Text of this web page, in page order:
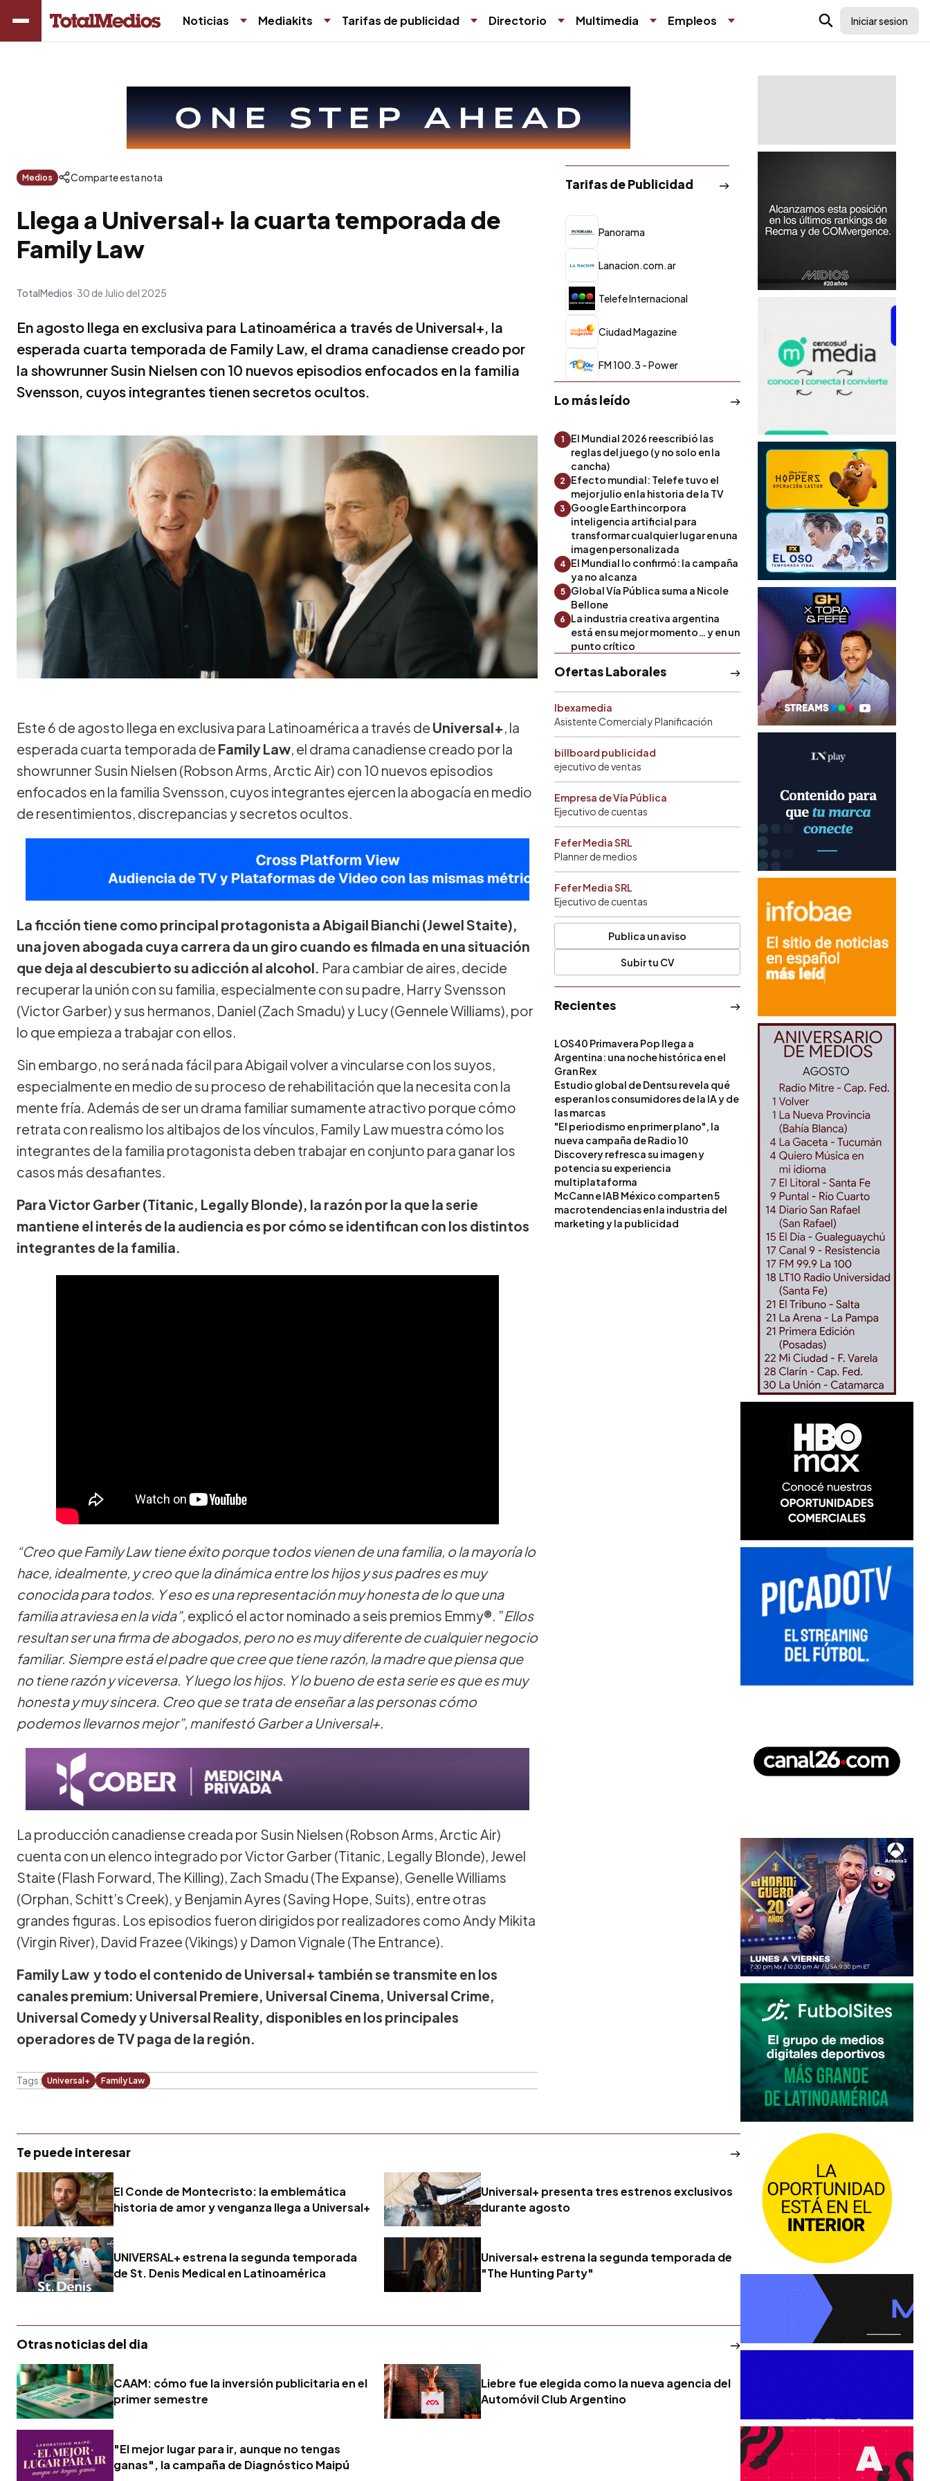
Noticias Mediakits Tarifas de publicidad Directorio Multimedia Empleos Iniciar sesion
Medios Comparte esta nota
Llega a Universal+ la cuarta temporada de
Family Law
TotalMedios 30 de Julio del 2025
En agosto llega en exclusiva para Latinoamérica a través de Universal+, la
esperada cuarta temporada de Family Law, el drama canadiense creado por
la showrunner Susin Nielsen con 10 nuevos episodios enfocados en la familia
Svensson, cuyos integrantes tienen secretos ocultos.
Este 6 de agosto llega en exclusiva para Latinoamérica a través de Universal+, la
esperada cuarta temporada de Family Law, el drama canadiense creado por la
showrunner Susin Nielsen (Robson Arms, Arctic Air) con 10 nuevos episodios
enfocados en la familia Svensson, cuyos integrantes ejercen la abogacía en medio
de resentimientos, discrepancias y secretos ocultos.
La ficción tiene como principal protagonista a Abigail Bianchi (Jewel Staite),
una joven abogada cuya carrera da un giro cuando es filmada en una situación
que deja al descubierto su adicción al alcohol. Para cambiar de aires, decide
recuperar la unión con su familia, especialmente con su padre, Harry Svensson
(Victor Garber) y sus hermanos, Daniel (Zach Smadu) y Lucy (Gennele Williams), por
lo que empieza a trabajar con ellos.
Sin embargo, no será nada fácil para Abigail volver a vincularse con los suyos,
especialmente en medio de su proceso de rehabilitación que la necesita con la
mente fría. Además de ser un drama familiar sumamente atractivo porque cómo
retrata con realismo los altibajos de los vínculos, Family Law muestra cómo los
integrantes de la familia protagonista deben trabajar en conjunto para ganar los
casos más desafiantes.
Para Victor Garber (Titanic, Legally Blonde), la razón por la que la serie
mantiene el interés de la audiencia es por cómo se identifican con los distintos
integrantes de la familia.
“Creo que Family Law tiene éxito porque todos vienen de una familia, o la mayoría lo
hace, idealmente, y creo que la dinámica entre los hijos y sus padres es muy
conocida para todos. Y eso es una representación muy honesta de lo que una
familia atraviesa en la vida”, explicó el actor nominado a seis premios Emmy®. ”Ellos
resultan ser una firma de abogados, pero no es muy diferente de cualquier negocio
familiar. Siempre está el padre que cree que tiene razón, la madre que piensa que
no tiene razón y viceversa. Y luego los hijos. Y lo bueno de esta serie es que es muy
honesta y muy sincera. Creo que se trata de enseñar a las personas cómo
podemos llevarnos mejor”, manifestó Garber a Universal+.
La producción canadiense creada por Susin Nielsen (Robson Arms, Arctic Air)
cuenta con un elenco integrado por Victor Garber (Titanic, Legally Blonde), Jewel
Staite (Flash Forward, The Killing), Zach Smadu (The Expanse), Genelle Williams
(Orphan, Schitt’s Creek), y Benjamin Ayres (Saving Hope, Suits), entre otras
grandes figuras. Los episodios fueron dirigidos por realizadores como Andy Mikita
(Virgin River), David Frazee (Vikings) y Damon Vignale (The Entrance).
Family Law y todo el contenido de Universal+ también se transmite en los
canales premium: Universal Premiere, Universal Cinema, Universal Crime,
Universal Comedy y Universal Reality, disponibles en los principales
operadores de TV paga de la región.
Tags: Universal+ Family Law
Tarifas de Publicidad
Panorama
Lanacion.com.ar
Telefe Internacional
Ciudad Magazine
FM 100.3 - Power
Lo más leído
1
El Mundial 2026 reescribió las
reglas del juego (y no solo en la
cancha)
2
Efecto mundial: Telefe tuvo el
mejor julio en la historia de la TV
3
Google Earth incorpora
inteligencia artificial para
transformar cualquier lugar en una
imagen personalizada
4 El Mundial lo confirmó: la campaña
ya no alcanza
5
Global Vía Pública suma a Nicole
Bellone
6
La industria creativa argentina
está en su mejor momento… y en un
punto crítico
Ofertas Laborales
Ibexamedia
Asistente Comercial y Planificación
billboard publicidad
ejecutivo de ventas
Empresa de Vía Pública
Ejecutivo de cuentas
Fefer Media SRL
Planner de medios
Fefer Media SRL
Ejecutivo de cuentas
Publica un aviso
Subir tu CV
Recientes
LOS40 Primavera Pop llega a
Argentina: una noche histórica en el
Gran Rex
Estudio global de Dentsu revela qué
esperan los consumidores de la IA y de
las marcas
"El periodismo en primer plano", la
nueva campaña de Radio 10
Discovery refresca su imagen y
potencia su experiencia
multiplataforma
McCann e IAB México comparten 5
macrotendencias en la industria del
marketing y la publicidad
Te puede interesar
El Conde de Montecristo: la emblemática
historia de amor y venganza llega a Universal+
Universal+ presenta tres estrenos exclusivos
durante agosto
UNIVERSAL+ estrena la segunda temporada
de St. Denis Medical en Latinoamérica
Universal+ estrena la segunda temporada de
"The Hunting Party"
Otras noticias del dia
CAAM: cómo fue la inversión publicitaria en el
primer semestre
Liebre fue elegida como la nueva agencia del
Automóvil Club Argentino
"El mejor lugar para ir, aunque no tengas
ganas", la campaña de Diagnóstico Maipú